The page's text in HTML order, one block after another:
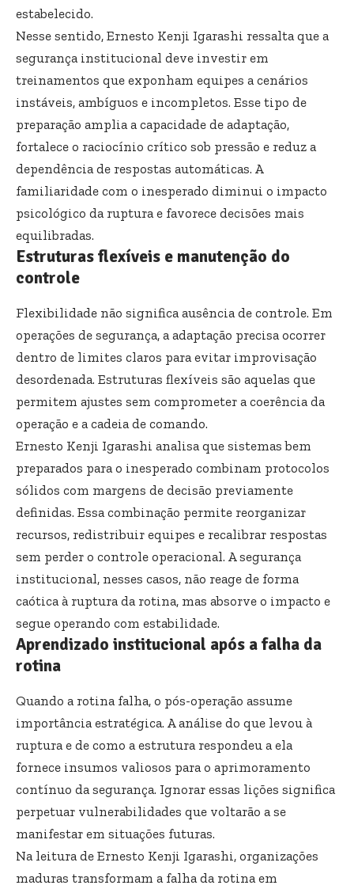
estabelecido.
Nesse sentido, Ernesto Kenji Igarashi ressalta que a
segurança institucional deve investir em
treinamentos que exponham equipes a cenários
instáveis, ambíguos e incompletos. Esse tipo de
preparação amplia a capacidade de adaptação,
fortalece o raciocínio crítico sob pressão e reduz a
dependência de respostas automáticas. A
familiaridade com o inesperado diminui o impacto
psicológico da ruptura e favorece decisões mais
equilibradas.
Estruturas flexíveis e manutenção do
controle
Flexibilidade não significa ausência de controle. Em
operações de segurança, a adaptação precisa ocorrer
dentro de limites claros para evitar improvisação
desordenada. Estruturas flexíveis são aquelas que
permitem ajustes sem comprometer a coerência da
operação e a cadeia de comando.
Ernesto Kenji Igarashi analisa que sistemas bem
preparados para o inesperado combinam protocolos
sólidos com margens de decisão previamente
definidas. Essa combinação permite reorganizar
recursos, redistribuir equipes e recalibrar respostas
sem perder o controle operacional. A segurança
institucional, nesses casos, não reage de forma
caótica à ruptura da rotina, mas absorve o impacto e
segue operando com estabilidade.
Aprendizado institucional após a falha da
rotina
Quando a rotina falha, o pós-operação assume
importância estratégica. A análise do que levou à
ruptura e de como a estrutura respondeu a ela
fornece insumos valiosos para o aprimoramento
contínuo da segurança. Ignorar essas lições significa
perpetuar vulnerabilidades que voltarão a se
manifestar em situações futuras.
Na leitura de Ernesto Kenji Igarashi, organizações
maduras transformam a falha da rotina em